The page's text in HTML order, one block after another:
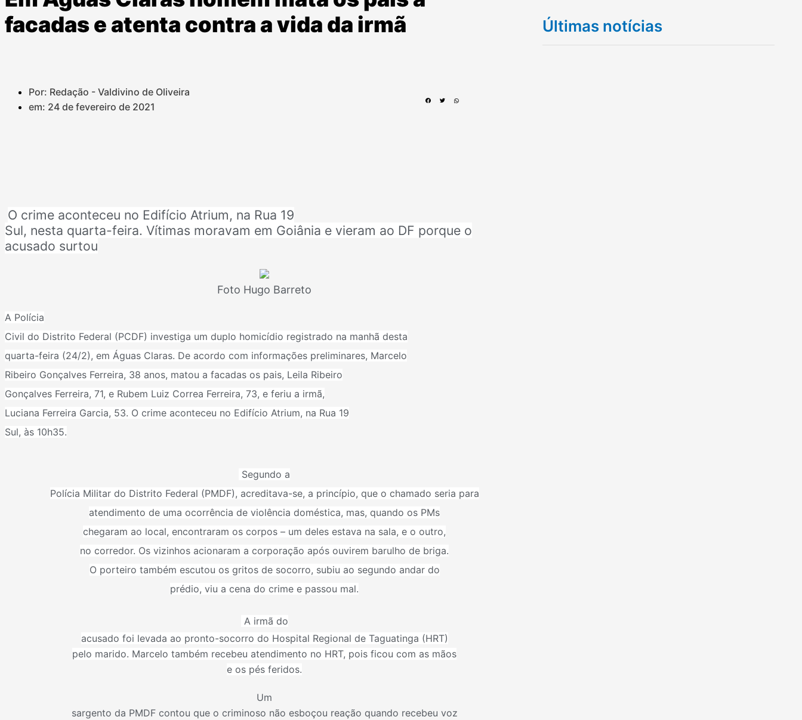
facadas e atenta contra a vida da irmã
Por: Redação - Valdivino de Oliveira
em: 24 de fevereiro de 2021
O crime aconteceu no Edifício Atrium, na Rua 19
Sul, nesta quarta-feira. Vítimas moravam em Goiânia e vieram ao DF porque o
acusado surtou
Foto Hugo Barreto
A Polícia
Civil do Distrito Federal (PCDF) investiga um duplo homicídio registrado na manhã desta
quarta-feira (24/2), em Águas Claras. De acordo com informações preliminares, Marcelo
Ribeiro Gonçalves Ferreira, 38 anos, matou a facadas os pais, Leila Ribeiro
Gonçalves Ferreira, 71, e Rubem Luiz Correa Ferreira, 73, e feriu a irmã,
Luciana Ferreira Garcia, 53. O crime aconteceu no Edifício Atrium, na Rua 19
Sul, às 10h35.
Segundo a
Polícia Militar do Distrito Federal (PMDF), acreditava-se, a princípio, que o chamado seria para
atendimento de uma ocorrência de violência doméstica, mas, quando os PMs
chegaram ao local, encontraram os corpos – um deles estava na sala, e o outro,
no corredor. Os vizinhos acionaram a corporação após ouvirem barulho de briga.
O porteiro também escutou os gritos de socorro, subiu ao segundo andar do
prédio, viu a cena do crime e passou mal.
A irmã do
acusado foi levada ao pronto-socorro do Hospital Regional de Taguatinga (HRT)
pelo marido. Marcelo também recebeu atendimento no HRT, pois ficou com as mãos
e os pés feridos.
Um
sargento da PMDF contou que o criminoso não esboçou reação quando recebeu voz
Últimas notícias